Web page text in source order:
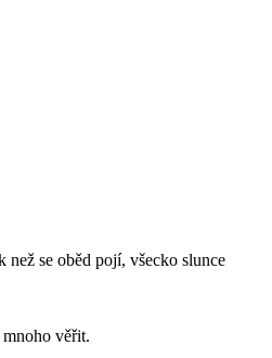
než se oběd pojí, všecko slunce
věřit.